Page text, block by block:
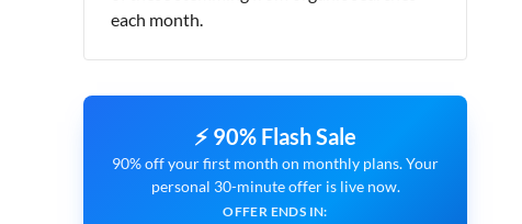
each month.
⚡ 90% Flash Sale
90% off your first month on monthly plans. Your
personal 30-minute offer is live now.
OFFER ENDS IN: